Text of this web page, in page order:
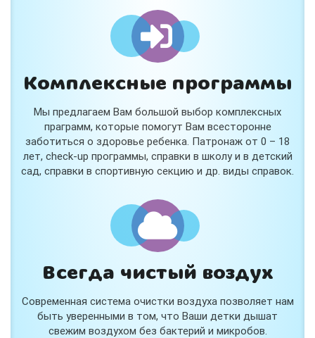
Комплексные программы
Мы предлагаем Вам большой выбор комплексных
праграмм, которые помогут Вам всесторонне
заботиться о здоровье ребенка. Патронаж от 0 – 18
лет, check-up программы, справки в школу и в детский
сад, справки в спортивную секцию и др. виды справок.
Всегда чистый воздух
Современная система очистки воздуха позволяет нам
быть уверенными в том, что Ваши детки дышат
свежим воздухом без бактерий и микробов.